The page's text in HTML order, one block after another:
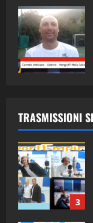
TRASMISSIONI
1
2
3